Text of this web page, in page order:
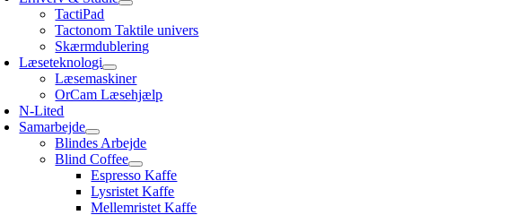
TactiPad
Tactonom Taktile univers
Skærmdublering
Læseteknologi
Læsemaskiner
OrCam Læsehjælp
N-Lited
Samarbejde
Blindes Arbejde
Blind Coffee
Espresso Kaffe
Lysristet Kaffe
Mellemristet Kaffe